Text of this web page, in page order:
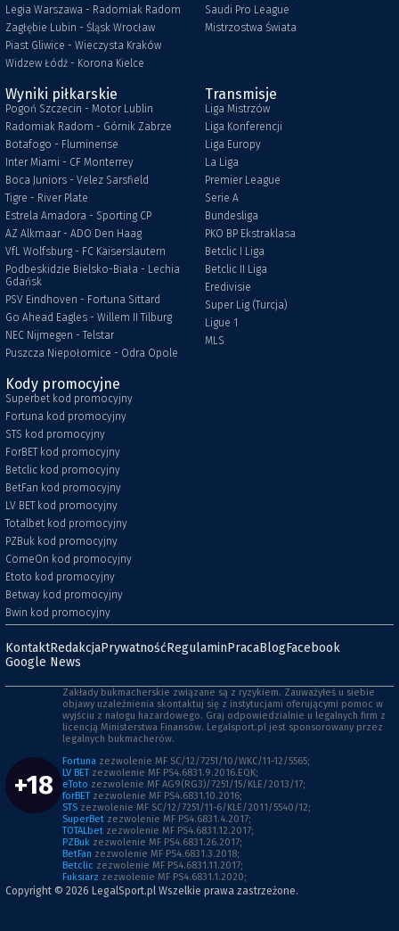
Legia Warszawa - Radomiak Radom
Zagłębie Lubin - Śląsk Wrocław
Piast Gliwice - Wieczysta Kraków
Widzew Łódź - Korona Kielce
Saudi Pro League
Mistrzostwa Świata
Wyniki piłkarskie
Pogoń Szczecin - Motor Lublin
Radomiak Radom - Górnik Zabrze
Botafogo - Fluminense
Inter Miami - CF Monterrey
Boca Juniors - Velez Sarsfield
Tigre - River Plate
Estrela Amadora - Sporting CP
AZ Alkmaar - ADO Den Haag
VfL Wolfsburg - FC Kaiserslautern
Podbeskidzie Bielsko-Biała - Lechia
Gdańsk
PSV Eindhoven - Fortuna Sittard
Go Ahead Eagles - Willem II Tilburg
NEC Nijmegen - Telstar
Puszcza Niepołomice - Odra Opole
Transmisje
Liga Mistrzów
Liga Konferencji
Liga Europy
La Liga
Premier League
Serie A
Bundesliga
PKO BP Ekstraklasa
Betclic I Liga
Betclic II Liga
Eredivisie
Super Lig (Turcja)
Ligue 1
MLS
Kody promocyjne
Superbet kod promocyjny
Fortuna kod promocyjny
STS kod promocyjny
ForBET kod promocyjny
Betclic kod promocyjny
BetFan kod promocyjny
LV BET kod promocyjny
Totalbet kod promocyjny
PZBuk kod promocyjny
ComeOn kod promocyjny
Etoto kod promocyjny
Betway kod promocyjny
Bwin kod promocyjny
KontaktRedakcjaPrywatnośćRegulaminPracaBlogFacebook
Google News
+18
Zakłady bukmacherskie związane są z ryzykiem. Zauważyłeś u siebie
objawy uzależnienia skontaktuj się z instytucjami oferującymi pomoc w
wyjściu z nałogu hazardowego. Graj odpowiedzialnie u legalnych firm z
licencją Ministerstwa Finansów. Legalsport.pl jest sponsorowany przez
legalnych bukmacherów.
Fortuna zezwolenie MF SC/12/7251/10/WKC/11-12/5565;
LV BET zezwolenie MF PS4.6831.9.2016.EQK;
eToto zezwolenie MF AG9(RG3)/7251/15/KLE/2013/17;
forBET zezwolenie MF PS4.6831.10.2016;
STS zezwolenie MF SC/12/7251/11-6/KLE/2011/5540/12;
SuperBet zezwolenie MF PS4.6831.4.2017;
TOTALbet zezwolenie MF PS4.6831.12.2017;
PZBuk zezwolenie MF PS4.6831.26.2017;
BetFan zezwolenie MF PS4.6831.3.2018;
Betclic zezwolenie MF PS4.6831.11.2017;
Fuksiarz zezwolenie MF PS4.6831.1.2020;
Copyright © 2026 LegalSport.pl Wszelkie prawa zastrzeżone.